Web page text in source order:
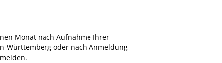
Monat nach Aufnahme Ihrer
Württemberg oder nach Anmeldung